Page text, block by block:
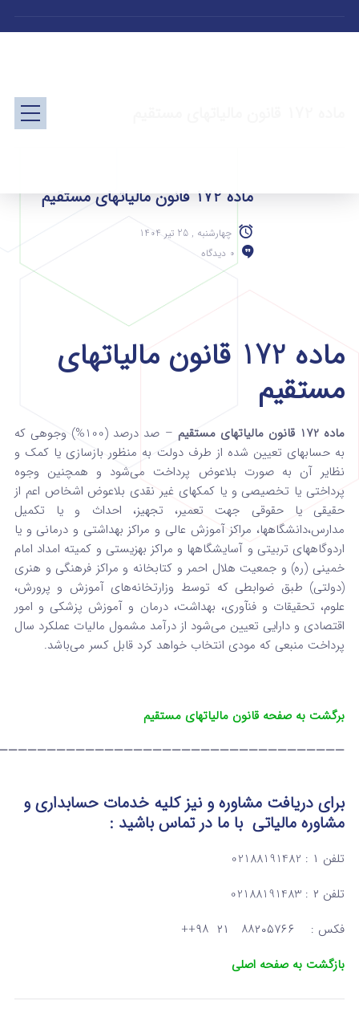
ماده 172 قانون مالیاتهای مستقیم
چهارشنبه , 25 تیر 1404
0 دیدگاه
ماده 172 قانون مالیاتهای
مستقیم
ماده 172 قانون مالیاتهای مستقیم
– صد درصد (100%) وجوهی که
به حساب­های تعیین شده از طرف دولت به منظور بازسازی یا کمک و
نظایر آن به صورت بلاعوض پرداخت می‌شود و همچنین ‌وجوه
پرداختی یا تخصیصی و یا کمک­های غیر نقدی بلاعوض اشخاص اعم از
حقیقی یا حقوقی جهت تعمیر، تجهیز، احداث و یا تکمیل
مدارس،‌دانشگاهها، مراکز آموزش عالی و مراکز بهداشتی و درمانی و یا
اردوگاههای تربیتی و آسایشگاهها و مراکز بهزیستی و کمیته امداد امام
خمینی (ره) و جمعیت هلال احمر و کتابخانه و مراکز فرهنگی و هنری
(‌دولتی) طبق ضوابطی که توسط وزارتخانه‌های آموزش و پرورش،
علوم، تحقیقات و فن­آوری، بهداشت، درمان و آموزش پزشکی و امور
اقتصادی و دارایی تعیین می‌شود از درآمد مشمول مالیات عملکرد سال
پرداخت منبعی که مودی انتخاب خواهد کرد قابل کسر می‌باشد.
برگشت به صفحه قانون مالیاتهای مستقیم
برای دریافت مشاوره و نیز کلیه خدمات حسابداری و
مشاوره مالیاتیبا ما در تماسباشید :
تلفن ۱ : 02188191482
تلفن ۲ : 02188191483
فکس : ۸۸۲۰۵۷۶۶ ۲۱ ۹۸++
بازگشت به صفحه اصلی